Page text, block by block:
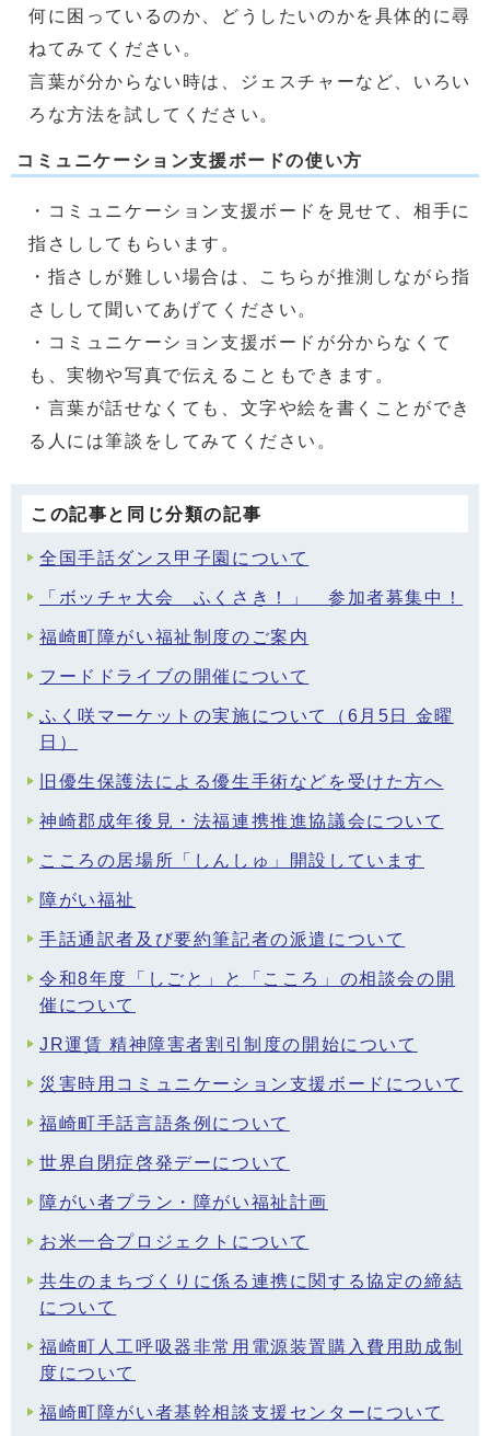
何に困っているのか、どうしたいのかを具体的に尋
ねてみてください。
言葉が分からない時は、ジェスチャーなど、いろい
ろな方法を試してください。
コミュニケーション支援ボードの使い方
・コミュニケーション支援ボードを見せて、相手に
指さししてもらいます。
・指さしが難しい場合は、こちらが推測しながら指
さしして聞いてあげてください。
・コミュニケーション支援ボードが分からなくて
も、実物や写真で伝えることもできます。
・言葉が話せなくても、文字や絵を書くことができ
る人には筆談をしてみてください。
この記事と同じ分類の記事
全国手話ダンス甲子園について
「ボッチャ大会 ふくさき！」 参加者募集中！
福崎町障がい福祉制度のご案内
フードドライブの開催について
ふく咲マーケットの実施について（6月5日 金曜
日）
旧優生保護法による優生手術などを受けた方へ
神崎郡成年後見・法福連携推進協議会について
こころの居場所「しんしゅ」開設しています
障がい福祉
手話通訳者及び要約筆記者の派遣について
令和8年度「しごと」と「こころ」の相談会の開
催について
JR運賃 精神障害者割引制度の開始について
災害時用コミュニケーション支援ボードについて
福崎町手話言語条例について
世界自閉症啓発デーについて
障がい者プラン・障がい福祉計画
お米一合プロジェクトについて
共生のまちづくりに係る連携に関する協定の締結
について
福崎町人工呼吸器非常用電源装置購入費用助成制
度について
福崎町障がい者基幹相談支援センターについて